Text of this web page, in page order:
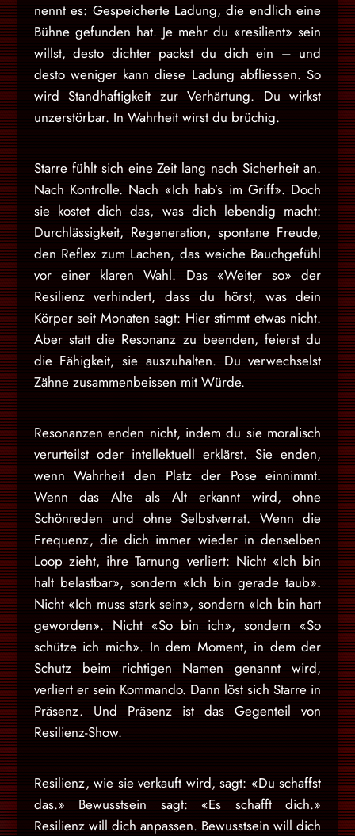
nennt es: Gespeicherte Ladung, die endlich eine
Bühne gefunden hat. Je mehr du «resilient» sein
willst, desto dichter packst du dich ein – und
desto weniger kann diese Ladung abfliessen. So
wird Standhaftigkeit zur Verhärtung. Du wirkst
unzerstörbar. In Wahrheit wirst du brüchig.
Starre fühlt sich eine Zeit lang nach Sicherheit an.
Nach Kontrolle. Nach «Ich hab’s im Griff». Doch
sie kostet dich das, was dich lebendig macht:
Durchlässigkeit, Regeneration, spontane Freude,
den Reflex zum Lachen, das weiche Bauchgefühl
vor einer klaren Wahl. Das «Weiter so» der
Resilienz verhindert, dass du hörst, was dein
Körper seit Monaten sagt: Hier stimmt etwas nicht.
Aber statt die Resonanz zu beenden, feierst du
die Fähigkeit, sie auszuhalten. Du verwechselst
Zähne zusammenbeissen mit Würde.
Resonanzen enden nicht, indem du sie moralisch
verurteilst oder intellektuell erklärst. Sie enden,
wenn Wahrheit den Platz der Pose einnimmt.
Wenn das Alte als Alt erkannt wird, ohne
Schönreden und ohne Selbstverrat. Wenn die
Frequenz, die dich immer wieder in denselben
Loop zieht, ihre Tarnung verliert: Nicht «Ich bin
halt belastbar», sondern «Ich bin gerade taub».
Nicht «Ich muss stark sein», sondern «Ich bin hart
geworden». Nicht «So bin ich», sondern «So
schütze ich mich». In dem Moment, in dem der
Schutz beim richtigen Namen genannt wird,
verliert er sein Kommando. Dann löst sich Starre in
Präsenz. Und Präsenz ist das Gegenteil von
Resilienz-Show.
Resilienz, wie sie verkauft wird, sagt: «Du schaffst
das.» Bewusstsein sagt: «Es schafft dich.»
Resilienz will dich anpassen. Bewusstsein will dich